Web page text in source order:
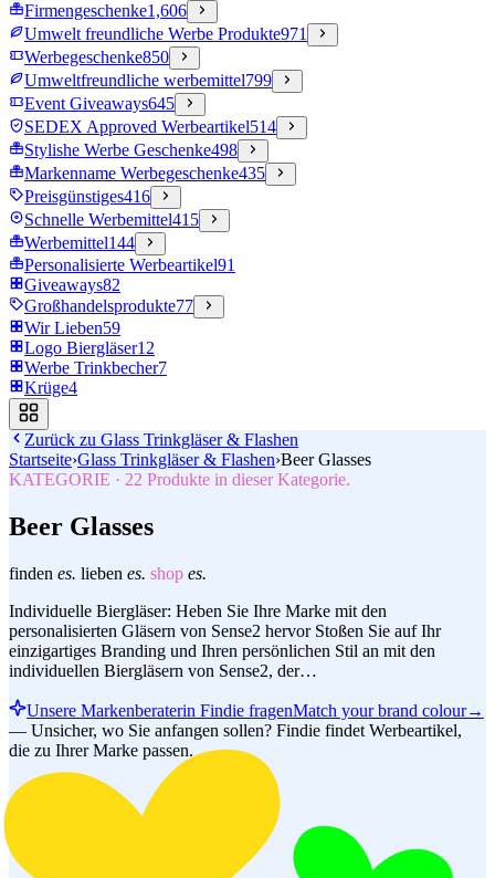
Firmengeschenke1,606
Umwelt freundliche Werbe Produkte971
Werbegeschenke850
Umweltfreundliche werbemittel799
Event Giveaways645
SEDEX Approved Werbeartikel514
Stylishe Werbe Geschenke498
Markenname Werbegeschenke435
Preisgünstiges416
Schnelle Werbemittel415
Werbemittel144
Personalisierte Werbeartikel91
Giveaways82
Großhandelsprodukte77
Wir Lieben59
Logo Biergläser12
Werbe Trinkbecher7
Krüge4
Zurück zu Glass Trinkgläser & Flashen
Startseite›Glass Trinkgläser & Flashen›Beer Glasses
KATEGORIE · 22 Produkte in dieser Kategorie.
Beer Glasses
finden es. lieben es. shop es.
Individuelle Biergläser: Heben Sie Ihre Marke mit den
personalisierten Gläsern von Sense2 hervor Stoßen Sie auf Ihr
einzigartiges Branding und Ihren persönlichen Stil an mit den
individuellen Biergläsern von Sense2, der…
Unsere Markenberaterin Findie fragenMatch your brand colour→
— Unsicher, wo Sie anfangen sollen? Findie findet Werbeartikel,
die zu Ihrer Marke passen.